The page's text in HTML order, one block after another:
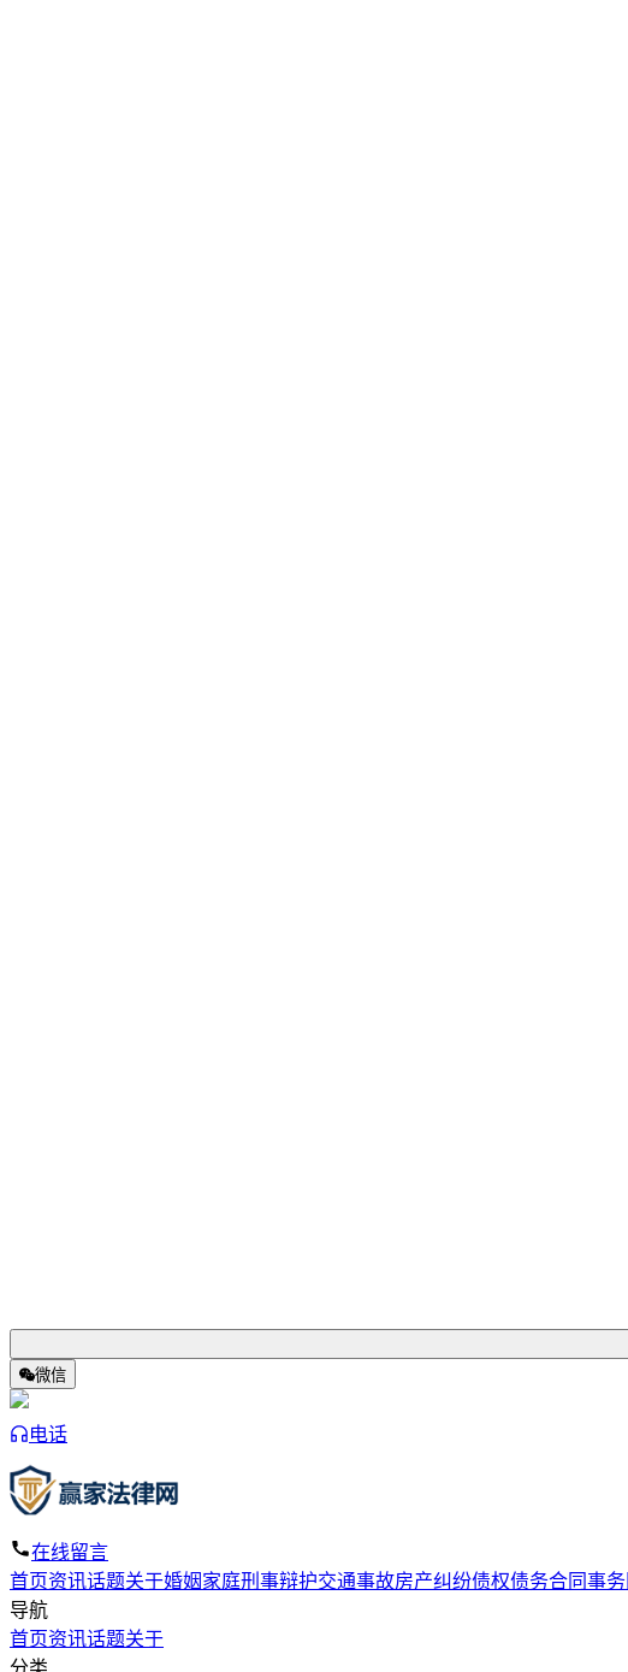
微信
电话
在线留言
首页资讯话题关于婚姻家庭刑事辩护交通事故房产纠纷债权债务合同事务
导航
首页资讯话题关于
分类